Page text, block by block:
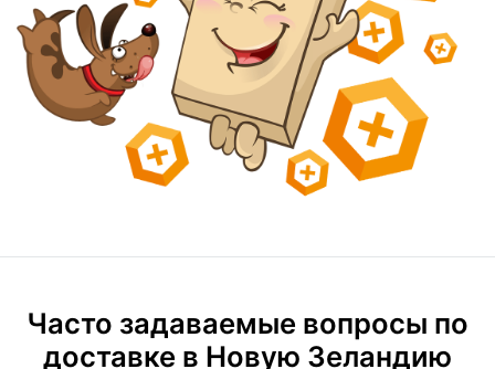
Часто задаваемые вопросы по
доставке в Новую Зеландию